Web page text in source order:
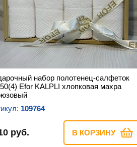
набор полотенец-салфеток
Efor KALPLI хлопковая махра
109764
руб. В КОРЗИНУ